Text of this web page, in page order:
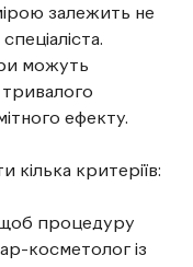
залежить не
можуть
тривалого
ефекту.
кілька критеріїв:
процедуру
косметолог із